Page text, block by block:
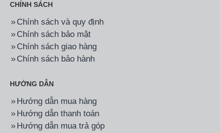
CHÍNH SÁCH
Chính sách và quy định
Chính sách bảo mật
Chính sách giao hàng
Chính sách bảo hành
HƯỚNG DẪN
Hướng dẫn mua hàng
Hướng dẫn thanh toán
Hướng dẫn mua trả góp